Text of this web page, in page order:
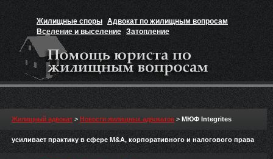
Жилищные споры Адвокат по жилищным вопросам
Вселение и выселение Затопление
Признание прав на жильё
Жилищный адвокат > Новости жилищных адвокатов > МЮФ Integrites
усиливает практику в сфере M&A, корпоративного и налогового права